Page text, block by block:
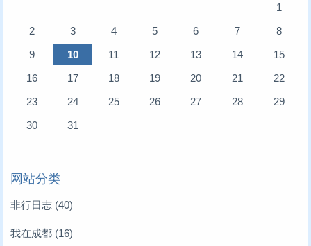
1
2
3 4 5 6 7
8
9
10 11 12 13 14
15
16
17 18 19 20 21
22
23
24 25 26 27 28
29
30
31
网站分类
非行日志 (40)
我在成都 (16)